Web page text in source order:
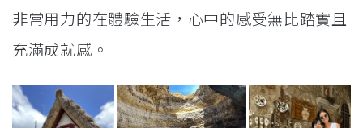
非常用力的在體驗生活，心中的感受無比踏實且
充滿成就感。